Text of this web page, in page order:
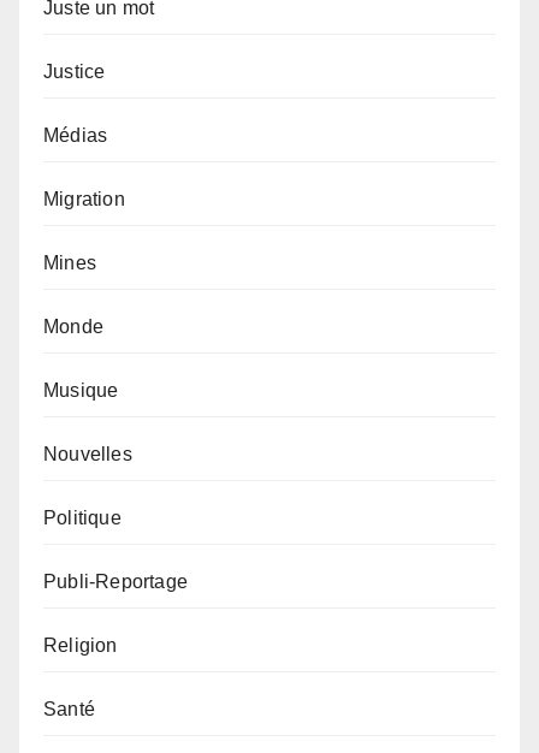
Juste un mot
Justice
Médias
Migration
Mines
Monde
Musique
Nouvelles
Politique
Publi-Reportage
Religion
Santé